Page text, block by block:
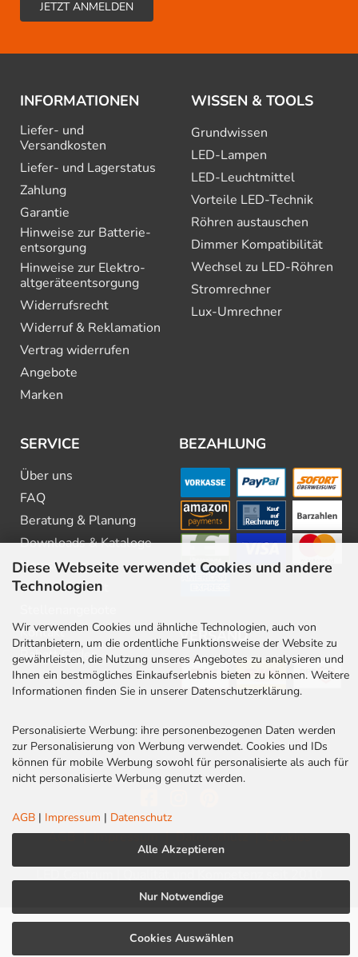
Diese Webseite verwendet Cookies und andere
Technologien
Wir verwenden Cookies und ähnliche Technologien, auch von
Drittanbietern, um die ordentliche Funktionsweise der Website zu
gewährleisten, die Nutzung unseres Angebotes zu analysieren und
Ihnen ein bestmögliches Einkaufserlebnis bieten zu können. Weitere
Informationen finden Sie in unserer Datenschutzerklärung.
Personalisierte Werbung: ihre personenbezogenen Daten werden
zur Personalisierung von Werbung verwendet. Cookies und IDs
können für mobile Werbung sowohl für personalisierte als auch für
nicht personalisierte Werbung genutzt werden.
AGB | Impressum | Datenschutz
Alle Akzeptieren
Nur Notwendige
Cookies Auswählen
INFORMATIONEN
Liefer- und
Versandkosten
Liefer- und Lagerstatus
Zahlung
Garantie
Hinweise zur Batterie­
entsorgung
Hinweise zur Elektro­
altgeräte­entsorgung
Widerrufsrecht
Widerruf & Reklamation
Vertrag widerrufen
Angebote
Marken
WISSEN & TOOLS
Grundwissen
LED-Lampen
LED-Leuchtmittel
Vorteile LED-Technik
Röhren austauschen
Dimmer Kompatibilität
Wechsel zu LED-Röhren
Stromrechner
Lux-Umrechner
SERVICE
Über uns
FAQ
Beratung & Planung
Downloads & Kataloge
Newsletter
Barrierefreiheit
Kontakt
Rabatt Codes
BEZAHLUNG
VERSAND
AGB | Impressum | Datenschutz | Cookies